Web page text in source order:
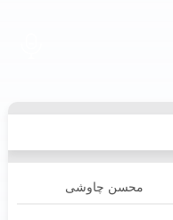
محسن چاوشی